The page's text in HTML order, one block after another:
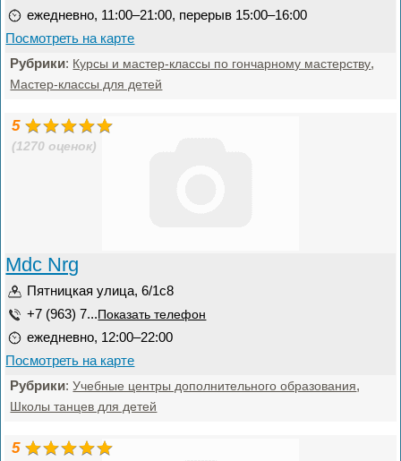
ежедневно, 11:00–21:00, перерыв 15:00–16:00
Посмотреть на карте
Рубрики: Курсы и мастер-классы по гончарному мастерству,
Мастер-классы для детей
5
(1270 оценок)
Mdc Nrg
Пятницкая улица, 6/1с8
+7 (963) 7... Показать телефон
ежедневно, 12:00–22:00
Посмотреть на карте
Рубрики:Учебные центры дополнительного образования,
Школы танцев для детей
5